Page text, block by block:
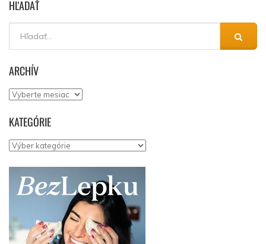
HĽADAŤ
ARCHÍV
Archív
KATEGÓRIE
Kategórie